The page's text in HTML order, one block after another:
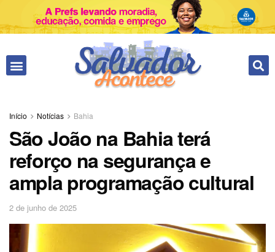
Início Notícias Bahia
São João na Bahia terá
reforço na segurança e
ampla programação cultural
2 de junho de 2025